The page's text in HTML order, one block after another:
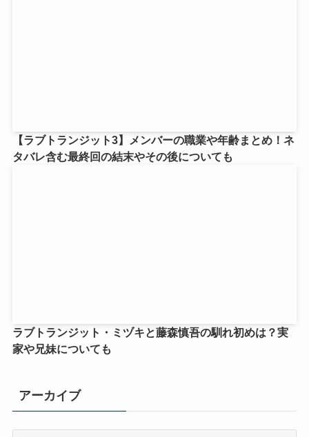
【ラブトランジット3】メンバーの職業や年齢まとめ！ネ
タバレ含む最終回の結末やその後についても
ラブトランジット・ミヅキと藤森慎吾の馴れ初めは？実
家や兄妹についても
アーカイブ